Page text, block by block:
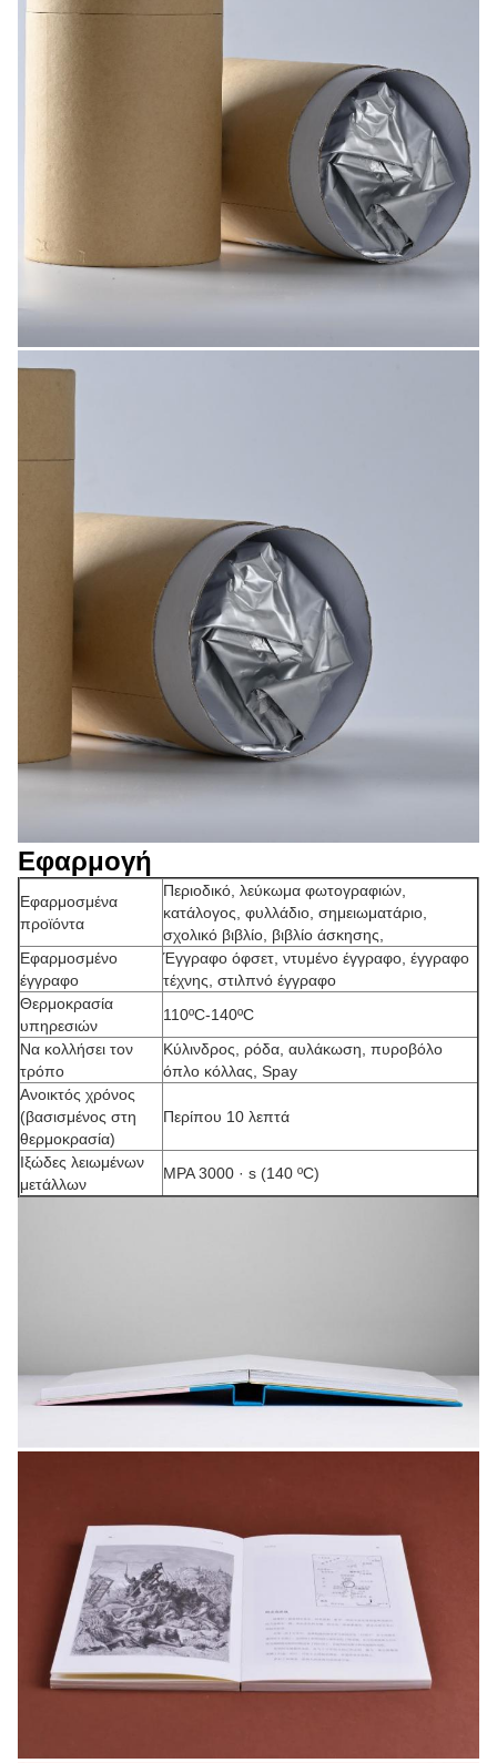
Εφαρμογή
Εφαρμοσμένα
προϊόντα
Περιοδικό, λεύκωμα φωτογραφιών,
κατάλογος, φυλλάδιο, σημειωματάριο,
σχολικό βιβλίο, βιβλίο άσκησης,
Εφαρμοσμένο
έγγραφο
Έγγραφο όφσετ, ντυμένο έγγραφο, έγγραφο
τέχνης, στιλπνό έγγραφο
Θερμοκρασία
υπηρεσιών
110ºC-140ºC
Να κολλήσει τον
τρόπο
Κύλινδρος, ρόδα, αυλάκωση, πυροβόλο
όπλο κόλλας, Spay
Ανοικτός χρόνος
(βασισμένος στη
θερμοκρασία)
Περίπου 10 λεπτά
Ιξώδες λειωμένων
μετάλλων
MPA 3000 · s (140 ºC)